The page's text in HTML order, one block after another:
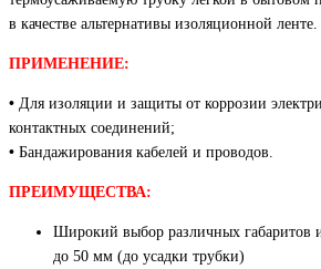
в качестве альтернативы изоляционной ленте.
ПРИМЕНЕНИЕ:
• Для изоляции и защиты от коррозии
контактных соединений;
• Бандажирования кабелей и проводов.
ПРЕИМУЩЕСТВА:
Широкий выбор различных габаритов
до 50 мм (до усадки трубки)